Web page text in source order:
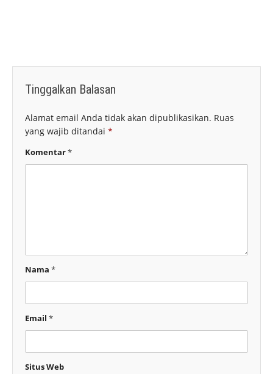
Tinggalkan Balasan
Alamat email Anda tidak akan dipublikasikan. Ruas
yang wajib ditandai *
Komentar*
Nama *
Email *
Situs Web